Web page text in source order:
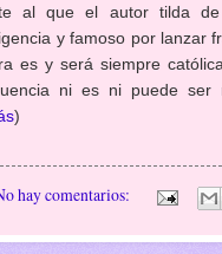
al que el autor tilda
y famoso por lanzar
es y será siempre
ni es ni puede ser
)
hay comentarios: